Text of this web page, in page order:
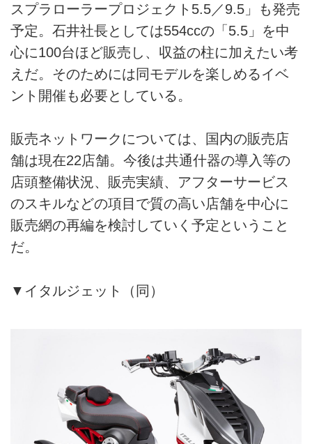
スプラローラープロジェクト5.5／9.5」も発売
予定。石井社長としては554ccの「5.5」を中
心に100台ほど販売し、収益の柱に加えたい考
えだ。そのためには同モデルを楽しめるイベ
ント開催も必要としている。
販売ネットワークについては、国内の販売店
舗は現在22店舗。今後は共通什器の導入等の
店頭整備状況、販売実績、アフターサービス
のスキルなどの項目で質の高い店舗を中心に
販売網の再編を検討していく予定ということ
だ。
▼イタルジェット（同）